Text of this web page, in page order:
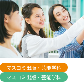
マスコミ出版・芸能学科
マスコミ出版・芸能学科